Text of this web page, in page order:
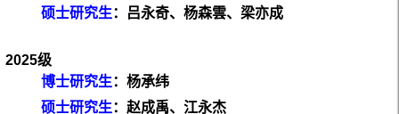
硕士研究生：吕永奇、杨森雲、梁亦成
2025级
博士研究生： 杨承纬
硕士研究生：赵成禹、江永杰